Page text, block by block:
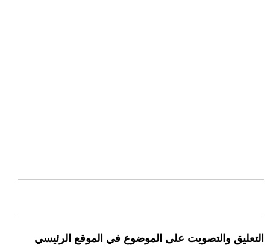
التعليق والتصويت على الموضوع في الموقع الرئيسي